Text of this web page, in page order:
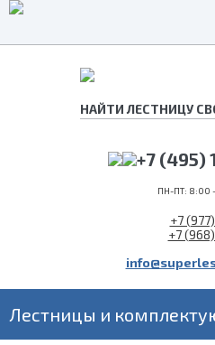
+7 (495)
ПН-ПТ: 8:00
+7
+7
Лестницы и